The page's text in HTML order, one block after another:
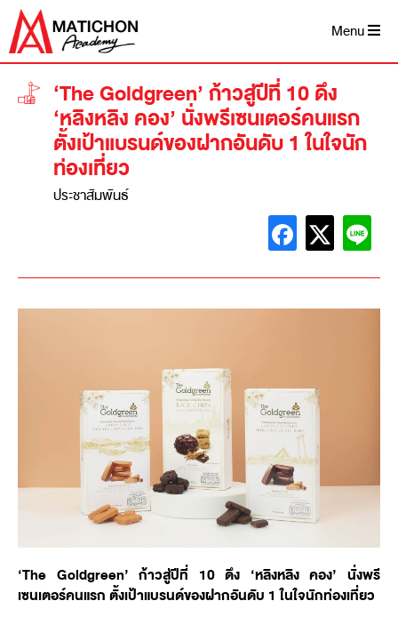
Menu
‘The Goldgreen’ ก้าวสู่ปีที่ 10 ดึง
‘หลิงหลิง คอง’ นั่งพรีเซนเตอร์คนแรก
ตั้งเป้าแบรนด์ของฝากอันดับ 1 ในใจนัก
ท่องเที่ยว
ประชาสัมพันธ์
‘The Goldgreen’ ก้าวสู่ปีที่ 10 ดึง ‘หลิงหลิง คอง’ นั่งพรี
เซนเตอร์คนแรก ตั้งเป้าแบรนด์ของฝากอันดับ 1 ในใจนักท่องเที่ยว